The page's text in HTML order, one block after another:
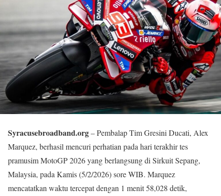
Syracusebroadband.org– Pembalap Tim Gresini Ducati, Alex
Marquez, berhasil mencuri perhatian pada hari terakhir tes
pramusim MotoGP 2026 yang berlangsung di Sirkuit Sepang,
Malaysia, pada Kamis (5/2/2026) sore WIB. Marquez
mencatatkan waktu tercepat dengan 1 menit 58,028 detik,